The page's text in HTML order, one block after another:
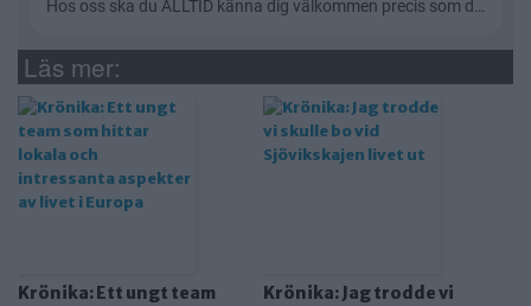
Läs mer:
Krönika: Ett ungt team
Krönika: Jag trodde vi